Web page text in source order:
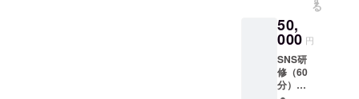
央公民
館 3階
者様の
交通費
や滞在
ク
ショッ
プ：自
社の業
務プロ
セスに
を務め
る、弊
社代表
宗近に
よるAI
研修
る
50,
000 円
SNS研
修（60
分）